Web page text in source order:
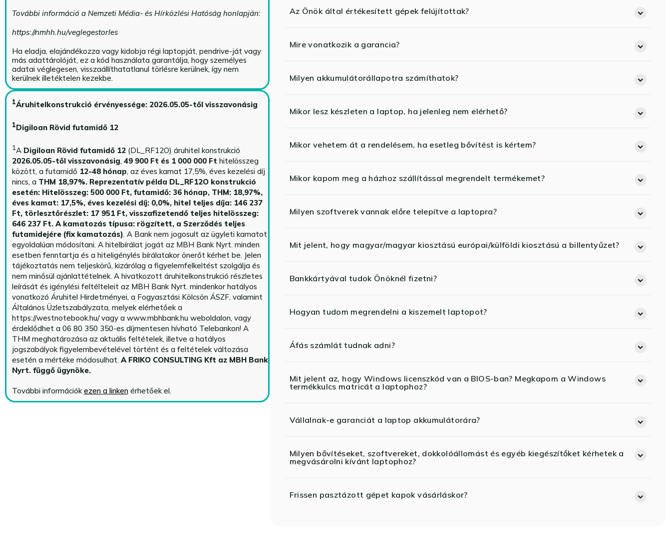
További információ a Nemzeti Média- és Hírközlési Hatóság honlapján:
https://nmhh.hu/veglegestorles
Ha eladja, elajándékozza vagy kidobja régi laptopját, pendrive-ját vagy
más adattárolóját, ez a kód használata garantálja, hogy személyes
adatai véglegesen, visszaállíthatatlanul törlésre kerülnek, így nem
kerülnek illetéktelen kezekbe.
1Áruhitelkonstrukció érvényessége: 2026.05.05-től visszavonásig
1Digiloan Rövid futamidő 12
1A Digiloan Rövid futamidő 12(DL_RF12O) áruhitel konstrukció
2026.05.05-től visszavonásig, 49 900 Ft és 1 000 000 Ft hitelösszeg
között, a futamidő 12-48 hónap, az éves kamat 17,5%, éves kezelési díj
nincs, a THM 18,97%. Reprezentatív példa DL_RF12O konstrukció
esetén: Hitelösszeg: 500 000 Ft, futamidő: 36 hónap, THM: 18,97%,
éves kamat: 17,5%, éves kezelési díj: 0,0%, hitel teljes díja: 146 237
Ft, törlesztőrészlet: 17 951 Ft, visszafizetendő teljes hitelösszeg:
646 237 Ft. A kamatozás típusa: rögzített, a Szerződés teljes
futamidejére (fix kamatozás). A Bank nem jogosult az ügyleti kamatot
egyoldalúan módosítani. A hitelbírálat jogát az MBH Bank Nyrt. minden
esetben fenntartja és a hiteligénylés bírálatakor önerőt kérhet be. Jelen
tájékoztatás nem teljeskörű, kizárólag a figyelemfelkeltést szolgálja és
nem minősül ajánlattételnek. A hivatkozott áruhitelkonstrukció részletes
leírását és igénylési feltélteleit az MBH Bank Nyrt. mindenkor hatályos
vonatkozó Áruhitel Hirdetményei, a Fogyasztási Kölcsön ÁSZF, valamint
Általános Üzletszabályzata, melyek elérhetőek a
https://westnotebook.hu/vagy a www.mbhbank.hu weboldalon, vagy
érdeklődhet a 06 80 350 350-es díjmentesen hívható Telebankon! A
THM meghatározása az aktuális feltételek, illetve a hatályos
jogszabályok figyelembevételével történt és a feltételek változása
esetén a mértéke módosulhat. A FRIKO CONSULTING Kft az MBH Bank
Nyrt. függő ügynöke.
További információk ezen a linkenérhetőek el.
Az Önök által értékesített gépek felújítottak?
Mire vonatkozik a garancia?
Milyen akkumulátorállapotra számíthatok?
Mikor lesz készleten a laptop, ha jelenleg nem elérhető?
Mikor vehetem át a rendelésem, ha esetleg bővítést is kértem?
Mikor kapom meg a házhoz szállítással megrendelt termékemet?
Milyen szoftverek vannak előre telepítve a laptopra?
Mit jelent, hogy magyar/magyar kiosztású európai/külföldi kiosztású a billentyűzet?
Bankkártyával tudok Önöknél fizetni?
Hogyan tudom megrendelni a kiszemelt laptopot?
Áfás számlát tudnak adni?
Mit jelent az, hogy Windows licenszkód van a BIOS-ban? Megkapom a Windows
termékkulcs matricát a laptophoz?
Vállalnak-e garanciát a laptop akkumulátorára?
Milyen bővítéseket, szoftvereket, dokkolóállomást és egyéb kiegészítőket kérhetek a
megvásárolni kívánt laptophoz?
Frissen pasztázott gépet kapok vásárláskor?